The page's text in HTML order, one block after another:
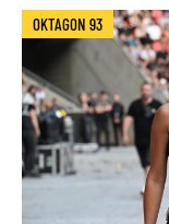
OKTAGON 93